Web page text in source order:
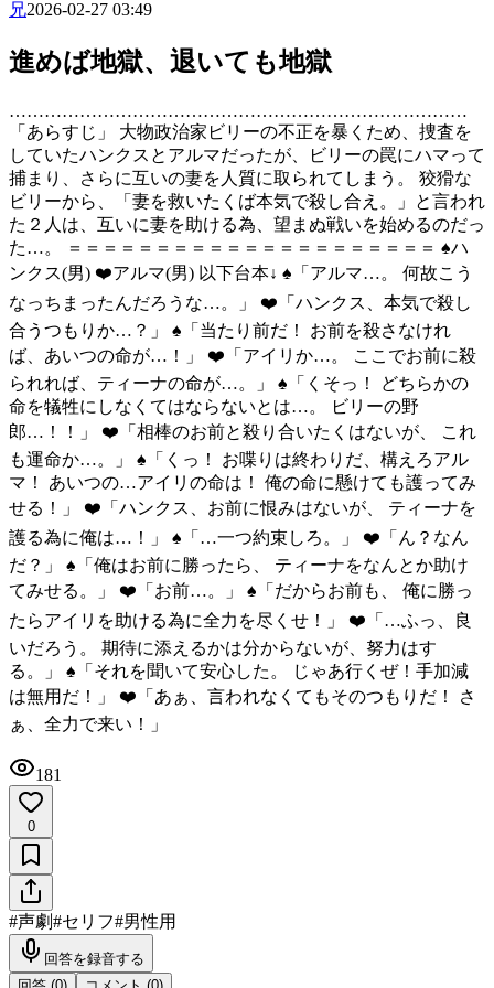
兄2026-02-27 03:49
進めば地獄、退いても地獄
……………………………………………………………………
「あらすじ」 大物政治家ビリーの不正を暴くため、捜査を
していたハンクスとアルマだったが、ビリーの罠にハマって
捕まり、さらに互いの妻を人質に取られてしまう。 狡猾な
ビリーから、「妻を救いたくば本気で殺し合え。」と言われ
た２人は、互いに妻を助ける為、望まぬ戦いを始めるのだっ
た…。 ＝＝＝＝＝＝＝＝＝＝＝＝＝＝＝＝＝＝＝＝＝ ♠️ハ
ンクス(男) ❤️アルマ(男) 以下台本↓ ♠️「アルマ…。 何故こう
なっちまったんだろうな…。」 ❤️「ハンクス、本気で殺し
合うつもりか…？」 ♠️「当たり前だ！ お前を殺さなけれ
ば、あいつの命が…！」 ❤️「アイリか…。 ここでお前に殺
られれば、ティーナの命が…。」 ♠️「くそっ！ どちらかの
命を犠牲にしなくてはならないとは…。 ビリーの野
郎…！！」 ❤️「相棒のお前と殺り合いたくはないが、 これ
も運命か…。」 ♠️「くっ！ お喋りは終わりだ、構えろアル
マ！ あいつの…アイリの命は！ 俺の命に懸けても護ってみ
せる！」 ❤️「ハンクス、お前に恨みはないが、 ティーナを
護る為に俺は…！」 ♠️「…一つ約束しろ。」 ❤️「ん？なん
だ？」 ♠️「俺はお前に勝ったら、 ティーナをなんとか助け
てみせる。」 ❤️「お前…。」 ♠️「だからお前も、 俺に勝っ
たらアイリを助ける為に全力を尽くせ！」 ❤️「…ふっ、良
いだろう。 期待に添えるかは分からないが、努力はす
る。」 ♠️「それを聞いて安心した。 じゃあ行くぜ！手加減
は無用だ！」 ❤️「あぁ、言われなくてもそのつもりだ！ さ
ぁ、全力で来い！」
181
0
#声劇#セリフ#男性用
回答を録音する